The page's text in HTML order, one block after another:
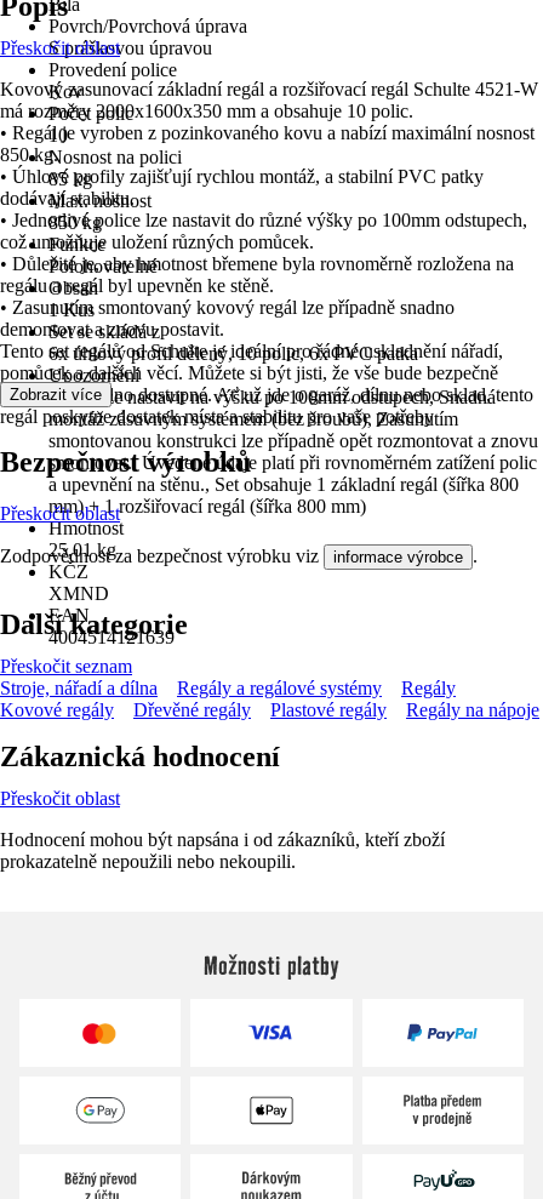
Bílá
Povrch/Povrchová úprava
S práškovou úpravou
Provedení police
Kov
Počet polic
10
Nosnost na polici
85 kg
Max. nosnost
850 kg
Funkce
Polohovatelné
Obsah
1 Kus
Set se skládá z
6x úhlový profil dělený, 10 polic, 6x PVC patka
Upozornění
Police lze nastavit na výšku po 100mm odstupech, Snadná
montáž zásuvným systémem (bez šroubů), Zasunutím
smontovanou konstrukci lze případně opět rozmontovat a znovu
smontovat., Úvedené údaje platí při rovnoměrném zatížení polic
a upevnění na stěnu., Set obsahuje 1 základní regál (šířka 800
mm) + 1 rozšiřovací regál (šířka 800 mm)
Hmotnost
25,01 kg
KČZ
XMND
EAN
4004514121639
Přeskočit oblast
Kovový zasunovací základní regál a rozšiřovací regál Schulte 4521-W
má rozměry 2000x1600x350 mm a obsahuje 10 polic.
• Regál je vyroben z pozinkovaného kovu a nabízí maximální nosnost
850 kg.
• Úhlové profily zajišťují rychlou montáž, a stabilní PVC patky
dodávají stabilitu.
• Jednotlivé police lze nastavit do různé výšky po 100mm odstupech,
což umožňuje uložení různých pomůcek.
• Důležité je, aby hmotnost břemene byla rovnoměrně rozložena na
regálu a regál byl upevněn ke stěně.
• Zasunutím smontovaný kovový regál lze případně snadno
demontovat a znovu postavit.
Tento set regálů od Schulte je ideální pro řádné uskladnění nářadí,
pomůcek a dalších věcí. Můžete si být jisti, že vše bude bezpečně
uloženo a snadno dostupné. Ať už jde o garáž, dílnu nebo sklad, tento
regál poskytne dostatek místa a stabilitu pro vaše potřeby
Zobrazit více
Bezpečnost výrobků
Přeskočit oblast
Zodpovědnost za bezpečnost výrobku viz informace výrobce .
Další kategorie
Přeskočit seznam
Stroje, nářadí a dílna
Regály a regálové systémy
Regály
Kovové regály
Dřevěné regály Plastové regály Regály na nápoje
Zákaznická hodnocení
Přeskočit oblast
Hodnocení mohou být napsána i od zákazníků, kteří zboží
prokazatelně nepoužili nebo nekoupili.
Možnosti platby